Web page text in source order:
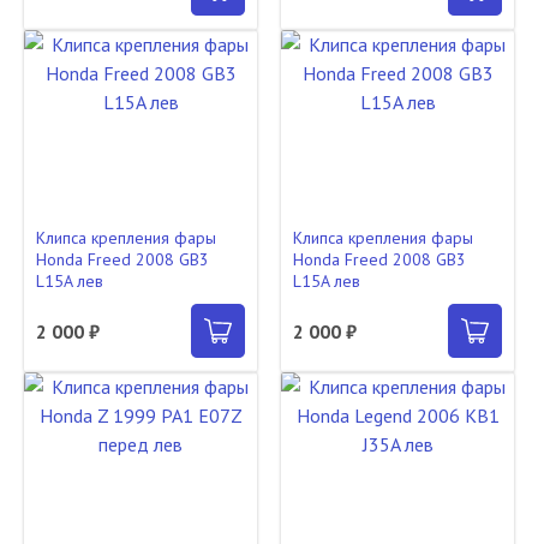
Клипса крепления фары
Honda Freed 2008 GB3
L15A лев
2 000 ₽
Клипса крепления фары
Honda Freed 2008 GB3
L15A лев
2 000 ₽